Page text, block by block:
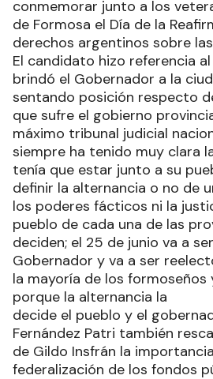
conmemorar junto a los
de Formosa el Día de la
derechos argentinos sobre
El candidato hizo referencia
brindó el Gobernador a la
sentando posición respecto
que sufre el gobierno
máximo tribunal judicial
siempre ha tenido muy clara
tenía que estar junto a su
definir la alternancia o no de
los poderes fácticos ni la
pueblo de cada una de las
deciden; el 25 de junio va a
Gobernador y va a ser
la mayoría de los formoseños
porque la alternancia la
decide el pueblo y el
Fernández Patri también
de Gildo Insfrán la
federalización de los fondos